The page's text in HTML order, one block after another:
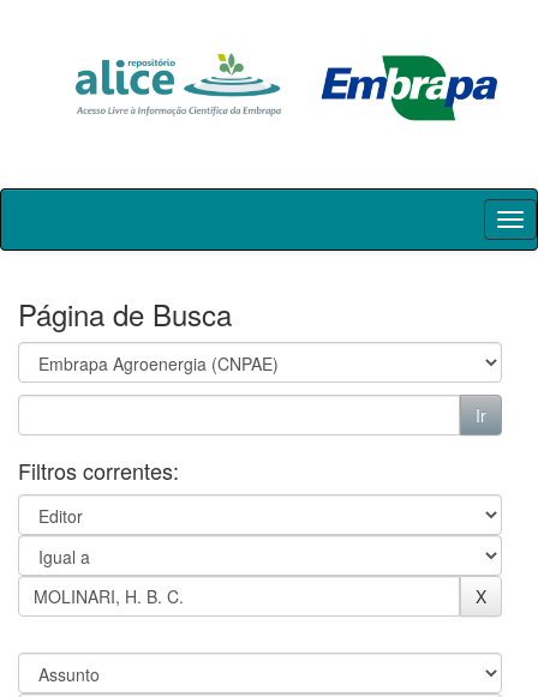
Skip
Página de Busca
Filtros correntes: